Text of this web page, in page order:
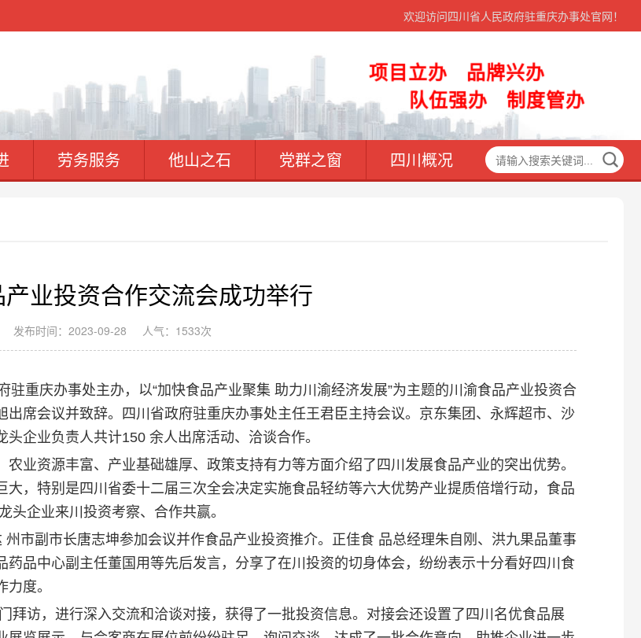
欢迎访问四川省人民政府驻重庆办事处官网！
项目立办 品牌兴办
队伍强办 制度管办
劳务服务 他山之石 党群之窗 四川概况
业投资合作交流会成功举行
发布时间：2023-09-28 人气：1533次
重庆办事处主办，以“加快食品产业聚集 助力川渝经济发展”为主题的川渝食品产业投资合
席会议并致辞。四川省政府驻重庆办事处主任王君臣主持会议。京东集团、永辉超市、沙
企业负责人共计150 余人出席活动、洽谈合作。
业资源丰富、产业基础雄厚、政策支持有力等方面介绍了四川发展食品产业的突出优势。
，特别是四川省委十二届三次全会决定实施食品轻纺等六大优势产业提质倍增行动，食品
头企业来川投资考察、合作共赢。
市副市长唐志坤参加会议并作食品产业投资推介。正佳食 品总经理朱自刚、洪九果品董事
品中心副主任董国用等先后发言，分享了在川投资的切身体会，纷纷表示十分看好四川食
度。
拜访，进行深入交流和洽谈对接，获得了一批投资信息。对接会还设置了四川名优食品展